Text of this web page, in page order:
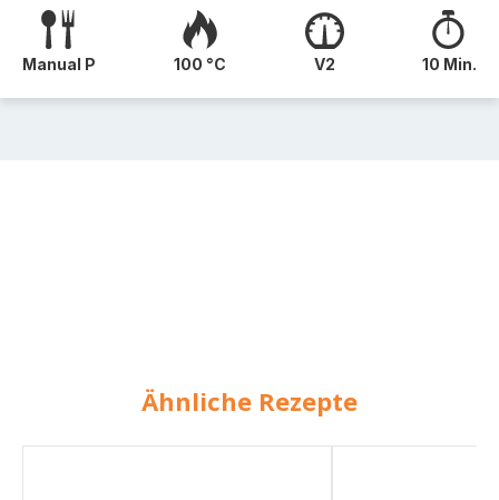
Manual P 100 °C V2 10 Min.
Ähnliche Rezepte